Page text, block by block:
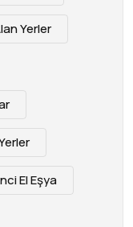
Yerler
El Eşya